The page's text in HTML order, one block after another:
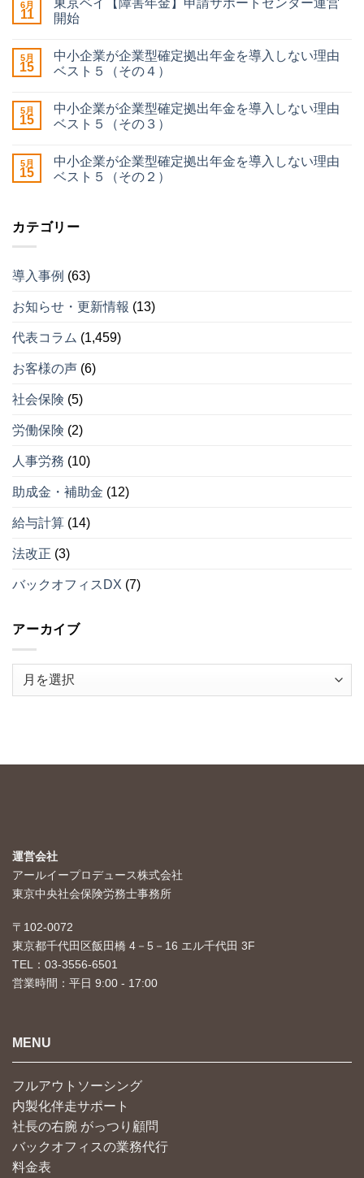
11
6月
開始
15
5月
中小企業が企業型確定拠出年金を導入しない理由
ベスト５（その４）
15
5月
中小企業が企業型確定拠出年金を導入しない理由
ベスト５（その３）
15
5月
中小企業が企業型確定拠出年金を導入しない理由
ベスト５（その２）
カテゴリー
導入事例 (63)
お知らせ・更新情報 (13)
代表コラム (1,459)
お客様の声 (6)
社会保険 (5)
労働保険 (2)
人事労務 (10)
助成金・補助金 (12)
給与計算 (14)
法改正 (3)
バックオフィスDX (7)
アーカイブ
運営会社
アールイープロデュース株式会社
東京中央社会保険労務士事務所
〒102-0072
東京都千代田区飯田橋 4－5－16 エル千代田 3F
TEL：03-3556-6501
営業時間：平日 9:00 - 17:00
MENU
フルアウトソーシング
内製化伴走サポート
社長の右腕 がっつり顧問
バックオフィスの業務代行
料金表